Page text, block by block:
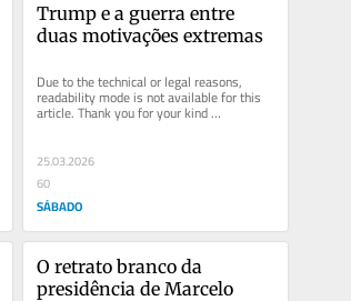
Trump e a guerra entre
duas motivações extremas
Due to the technical or legal reasons,
readability mode is not available for this
article. Thank you for your kind
understanding.
25.03.2026
60
SÁBADO
O retrato branco da
presidência de Marcelo